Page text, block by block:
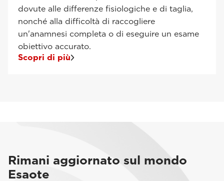
dovute alle differenze fisiologiche e di taglia,
nonché alla difficoltà di raccogliere
un'anamnesi completa o di eseguire un esame
obiettivo accurato.
Scopri di più
Rimani aggiornato sul mondo
Esaote